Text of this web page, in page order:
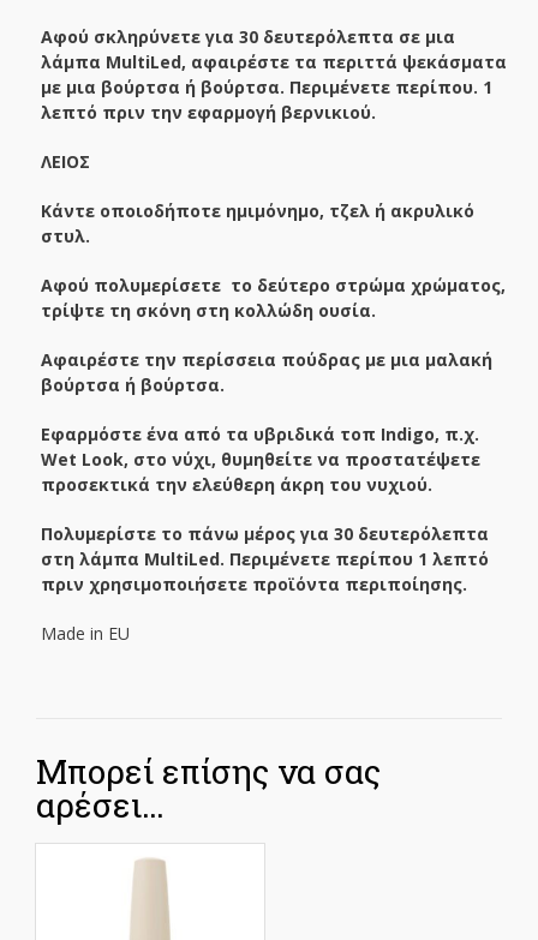
Αφού σκληρύνετε για 30 δευτερόλεπτα σε μια
λάμπα MultiLed, αφαιρέστε τα περιττά ψεκάσματα
με μια βούρτσα ή βούρτσα. Περιμένετε περίπου. 1
λεπτό πριν την εφαρμογή βερνικιού.
ΛΕΙΟΣ
Κάντε οποιοδήποτε ημιμόνημο, τζελ ή ακρυλικό
στυλ.
Αφού πολυμερίσετε το δεύτερο στρώμα χρώματος,
τρίψτε τη σκόνη στη κολλώδη ουσία.
Αφαιρέστε την περίσσεια πούδρας με μια μαλακή
βούρτσα ή βούρτσα.
Εφαρμόστε ένα από τα υβριδικά τοπ Indigo, π.χ.
Wet Look, στο νύχι, θυμηθείτε να προστατέψετε
προσεκτικά την ελεύθερη άκρη του νυχιού.
Πολυμερίστε το πάνω μέρος για 30 δευτερόλεπτα
στη λάμπα MultiLed. Περιμένετε περίπου 1 λεπτό
πριν χρησιμοποιήσετε προϊόντα περιποίησης.
Made in EU
Μπορεί επίσης να σας
αρέσει…